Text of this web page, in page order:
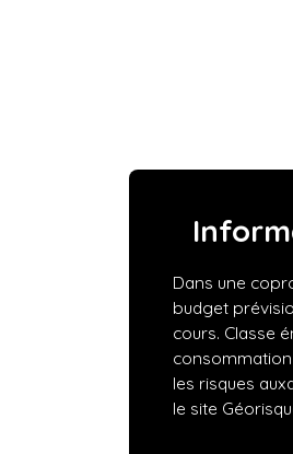
Dans une
budget
cours. Classe
les risques
le site